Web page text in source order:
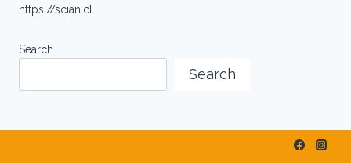
https://scian.cl
Search
Search